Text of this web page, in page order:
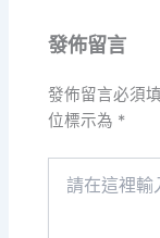
發佈留言
發佈留言必須
位標示為 *